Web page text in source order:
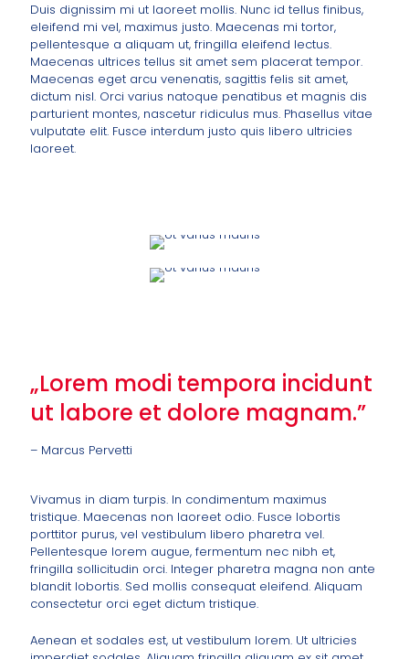
Duis dignissim mi ut laoreet mollis. Nunc id tellus finibus,
eleifend mi vel, maximus justo. Maecenas mi tortor,
pellentesque a aliquam ut, fringilla eleifend lectus.
Maecenas ultrices tellus sit amet sem placerat tempor.
Maecenas eget arcu venenatis, sagittis felis sit amet,
dictum nisl. Orci varius natoque penatibus et magnis dis
parturient montes, nascetur ridiculus mus. Phasellus vitae
vulputate elit. Fusce interdum justo quis libero ultricies
laoreet.
„Lorem modi tempora incidunt
ut labore et dolore magnam.”
– Marcus Pervetti
Vivamus in diam turpis. In condimentum maximus
tristique. Maecenas non laoreet odio. Fusce lobortis
porttitor purus, vel vestibulum libero pharetra vel.
Pellentesque lorem augue, fermentum nec nibh et,
fringilla sollicitudin orci. Integer pharetra magna non ante
blandit lobortis. Sed mollis consequat eleifend. Aliquam
consectetur orci eget dictum tristique.
Aenean et sodales est, ut vestibulum lorem. Ut ultricies